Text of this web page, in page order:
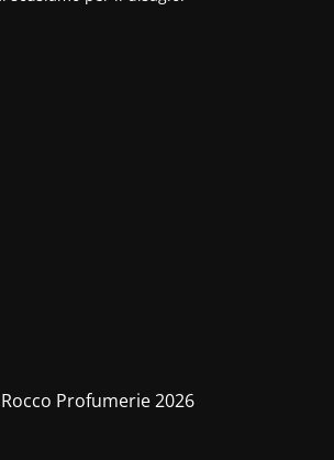
Profumerie 2026